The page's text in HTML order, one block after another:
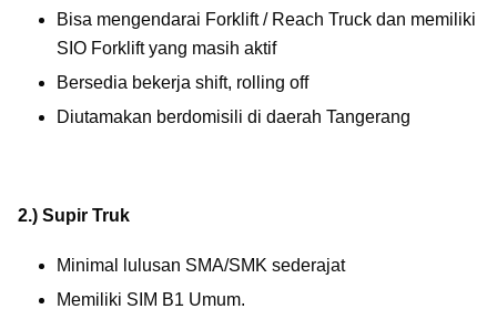
Bisa mengendarai Forklift/ Reach Truck dan memiliki
SIO Forkliftyang masih aktif
Bersedia bekerja shift, rolling off
Diutamakan berdomisili di daerah Tangerang
2.) Supir Truk
Minimal lulusan SMA/SMK sederajat
Memiliki SIM B1 Umum.